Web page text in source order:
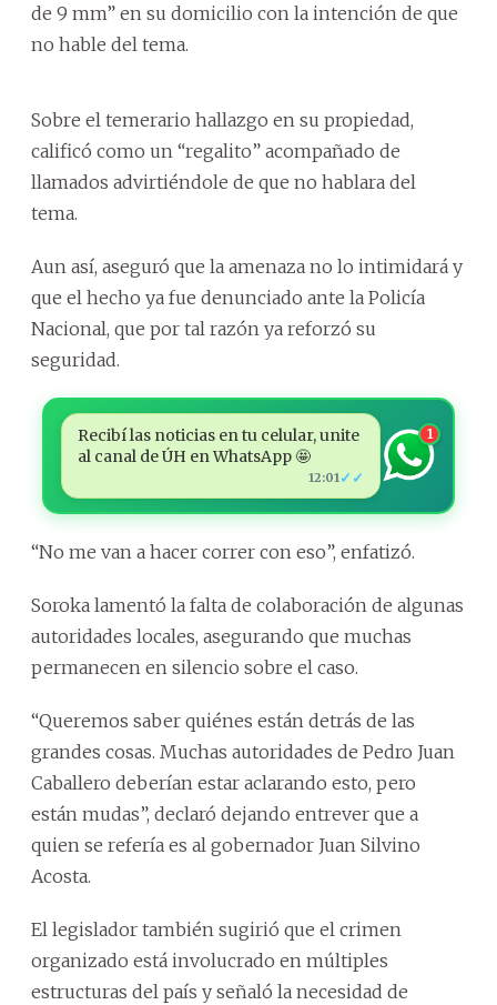
de 9 mm” en su domicilio con la intención de que
no hable del tema.
Sobre el temerario hallazgo en su propiedad,
calificó como un “regalito” acompañado de
llamados advirtiéndole de que no hablara del
tema.
Aun así, aseguró que la amenaza no lo intimidará y
que el hecho ya fue denunciado ante la Policía
Nacional, que por tal razón ya reforzó su
seguridad.
Recibí las noticias en tu celular, unite
al canal de ÚH en WhatsApp 🤩
12:01 ✓✓
1
“No me van a hacer correr con eso”, enfatizó.
Soroka lamentó la falta de colaboración de algunas
autoridades locales, asegurando que muchas
permanecen en silencio sobre el caso.
“Queremos saber quiénes están detrás de las
grandes cosas. Muchas autoridades de Pedro Juan
Caballero deberían estar aclarando esto, pero
están mudas”, declaró dejando entrever que a
quien se refería es al gobernador Juan Silvino
Acosta.
El legislador también sugirió que el crimen
organizado está involucrado en múltiples
estructuras del país y señaló la necesidad de